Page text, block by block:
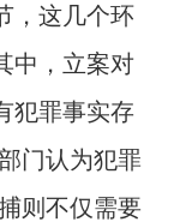
，这几个环
中，立案对
犯罪事实存
门认为犯罪
则不仅需要